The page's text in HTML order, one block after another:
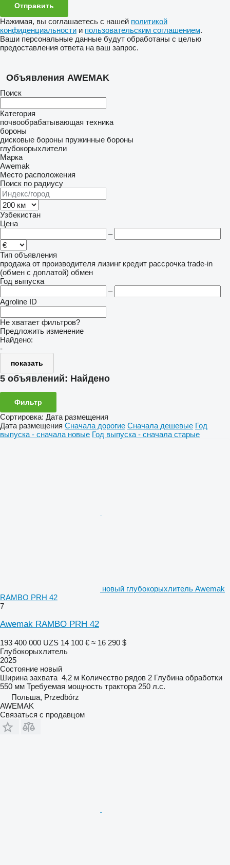
Нажимая, вы соглашаетесь с нашей политикой
конфиденциальности и пользовательским соглашением.
Ваши персональные данные будут обработаны с целью
предоставления ответа на ваш запрос.
Объявления AWEMAK
Поиск
Категория
почвообрабатывающая техника
бороны
дисковые бороны пружинные бороны
глубокорыхлители
Марка
Awemak
Место расположения
Поиск по радиусу
Узбекистан
Цена
–
Тип объявления
продажа от производителя лизинг кредит рассрочка trade-in
(обмен с доплатой) обмен
Год выпуска
–
Agroline ID
Не хватает фильтров?
Предложить изменение
Найдено:
-
показать
5 объявлений: Найдено
Фильтр
Сортировка: Дата размещения
Дата размещения Сначала дорогие Сначала дешевые Год
выпуска - сначала новые Год выпуска - сначала старые
новый глубокорыхлитель Awemak
RAMBO PRH 42
7
Awemak RAMBO PRH 42
193 400 000 UZS 14 100 € ≈ 16 290 $
Глубокорыхлитель
2025
Состояние новый
Ширина захвата 4,2 м Количество рядов 2 Глубина обработки
550 мм Требуемая мощность трактора 250 л.с.
Польша, Przedbórz
AWEMAK
Связаться с продавцом